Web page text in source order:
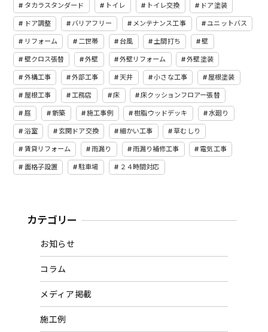
タカラスタンダード トイレ トイレ交換 ドア塗装
ドア調整 バリアフリー メンテナンス工事 ユニットバス
リフォーム 二世帯 台風 土間打ち 壁
壁クロス張替 外壁 外壁リフォーム 外壁塗装
外構工事 外部工事 天井 小さな工事 屋根塗装
屋根工事 工務店 床 床クッションフロアー張替
庭 新築 施工事例 樹脂ウッドデッキ 水廻り
浴室 玄関ドア交換 細かい工事 草むしり
賃貸リフォーム 雨漏り 雨漏り補修工事 電気工事
面格子設置 駐車場 ２４時間対応
カテゴリー
お知らせ
コラム
メディア掲載
施工例